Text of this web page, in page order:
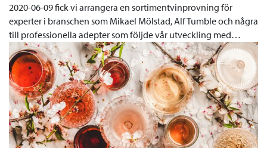
2020-06-09 fick vi arrangera en sortimentvinprovning för
experter i branschen som Mikael Mölstad, Alf Tumble och några
till professionella adepter som följde vår utveckling med…